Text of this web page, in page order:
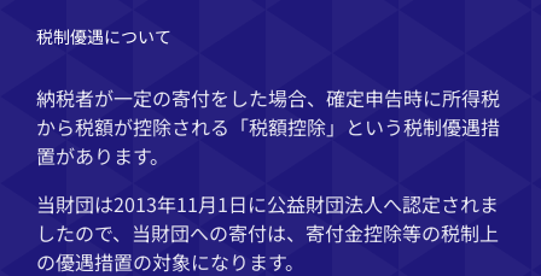
税制優遇について
納税者が一定の寄付をした場合、確定申告時に所得税
から税額が控除される「税額控除」という税制優遇措
置があります。
当財団は2013年11月1日に公益財団法人へ認定されま
したので、当財団への寄付は、寄付金控除等の税制上
の優遇措置の対象になります。